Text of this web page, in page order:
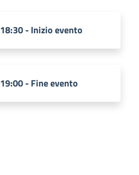
18:30 - Inizio evento
19:00 - Fine evento